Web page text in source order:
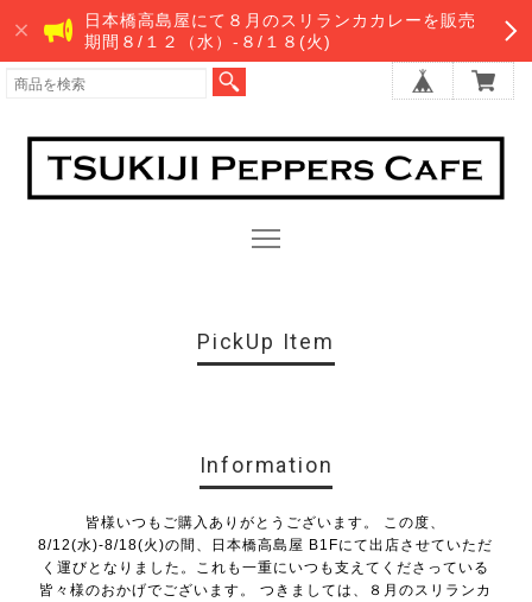
日本橋高島屋にて８月のスリランカカレーを販売
期間８/１２（水）-８/１８(火)
PickUp Item
Information
皆様いつもご購入ありがとうございます。 この度、
8/12(水)-8/18(火)の間、日本橋高島屋 B1Fにて出店させていただ
く運びとなりました。これも一重にいつも支えてくださっている
皆々様のおかげでございます。 つきましては、８月のスリランカ